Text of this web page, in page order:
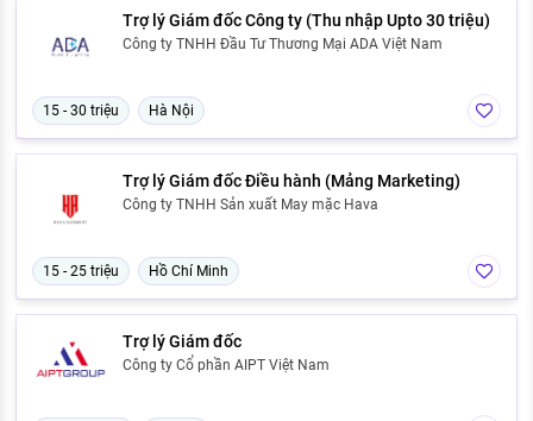
Trợ lý Giám đốc Công ty (Thu nhập Upto 30 triệu)
Công ty TNHH Đầu Tư Thương Mại ADA Việt Nam
15 - 30 triệu Hà Nội
Trợ lý Giám đốc Điều hành (Mảng Marketing)
Công ty TNHH Sản xuất May mặc Hava
15 - 25 triệu Hồ Chí Minh
Trợ lý Giám đốc
Công ty Cổ phần AIPT Việt Nam